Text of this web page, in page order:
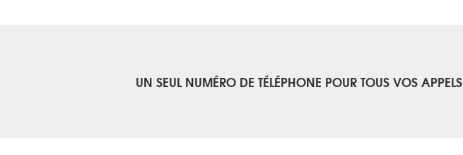
UN SEUL NUMÉRO DE TÉLÉPHONE POUR TOUS VOS APPELS